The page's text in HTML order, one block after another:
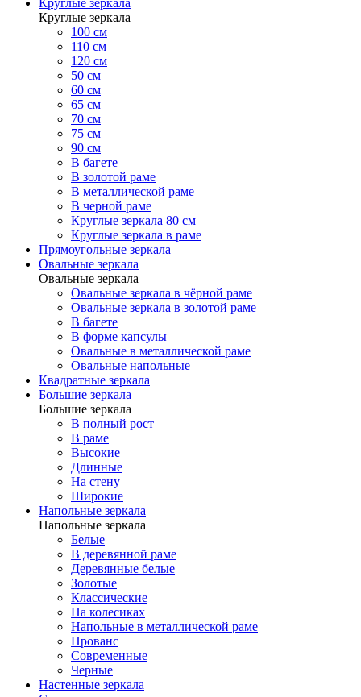
Круглые зеркала
Круглые зеркала
100 см
110 см
120 см
50 см
60 см
65 см
70 см
75 см
90 см
В багете
В золотой раме
В металлической раме
В черной раме
Круглые зеркала 80 см
Круглые зеркала в раме
Прямоугольные зеркала
Овальные зеркала
Овальные зеркала
Овальные зеркала в чёрной раме
Овальные зеркала в золотой раме
В багете
В форме капсулы
Овальные в металлической раме
Овальные напольные
Квадратные зеркала
Большие зеркала
Большие зеркала
В полный рост
В раме
Высокие
Длинные
На стену
Широкие
Напольные зеркала
Напольные зеркала
Белые
В деревянной раме
Деревянные белые
Золотые
Классические
На колесиках
Напольные в металлической раме
Прованс
Современные
Черные
Настенные зеркала